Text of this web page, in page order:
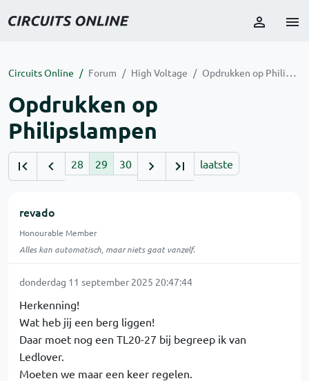
Circuits Online Forum High Voltage Opdrukken op Philipslampen
Opdrukken op
Philipslampen
28 29 30 laatste
revado
Honourable Member
Alles kan automatisch, maar niets gaat vanzelf.
donderdag 11 september 2025 20:47:44
Herkenning!
Wat heb jij een berg liggen!
Daar moet nog een TL20-27 bij begreep ik van
Ledlover.
Moeten we maar een keer regelen.